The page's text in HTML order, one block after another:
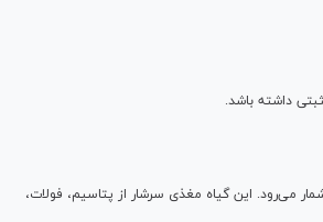
داشته باشد.
می‌رود. این گیاه مغذی سرشار از پتاسیم، فولات،